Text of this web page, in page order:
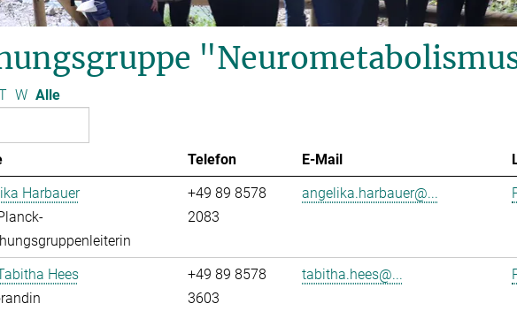
W Alle
Telefon E-Mail
Harbauer
+49 89 8578
2083
angelika.harbauer@...
Hees
+49 89 8578
3603
tabitha.hees@...